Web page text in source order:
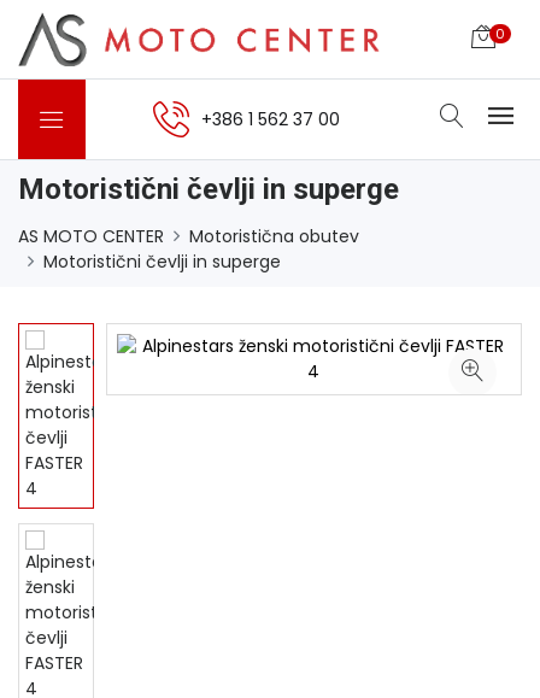
0
+386 1 562 37 00
Motoristični čevlji in superge
AS MOTO CENTER
Motoristična obutev
Motoristični čevlji in superge